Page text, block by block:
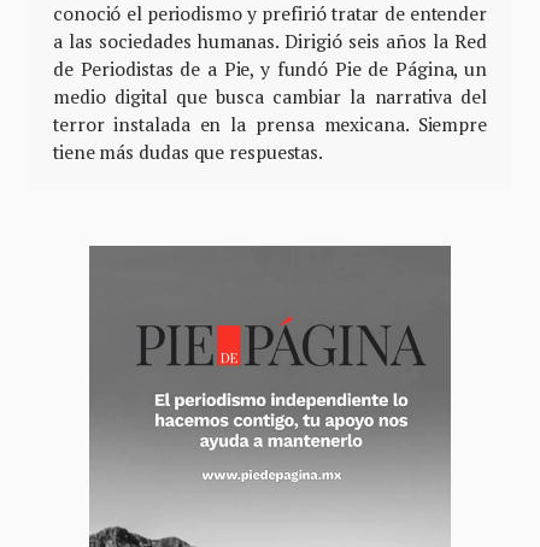
conoció el periodismo y prefirió tratar de entender
a las sociedades humanas. Dirigió seis años la Red
de Periodistas de a Pie, y fundó Pie de Página, un
medio digital que busca cambiar la narrativa del
terror instalada en la prensa mexicana. Siempre
tiene más dudas que respuestas.